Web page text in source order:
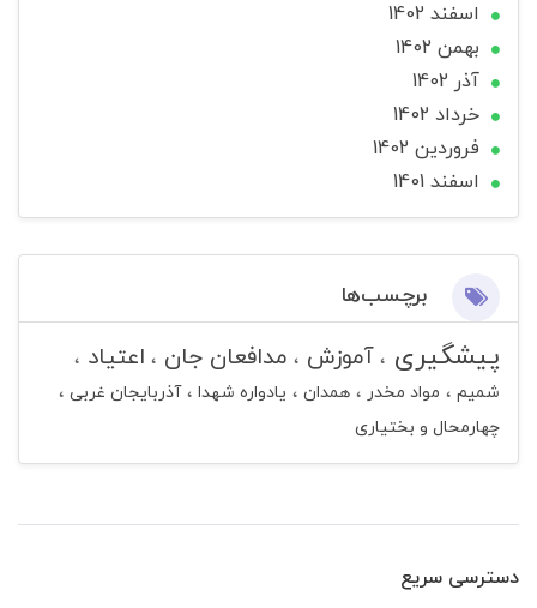
اسفند 1402
بهمن 1402
آذر 1402
خرداد 1402
فروردین 1402
اسفند 1401
برچسب‌ها
پیشگیری آموزش مدافعان جان اعتیاد
شمیم مواد مخدر همدان یادواره شهدا
آذربایجان غربی
چهارمحال و بختیاری
دسترسی سریع